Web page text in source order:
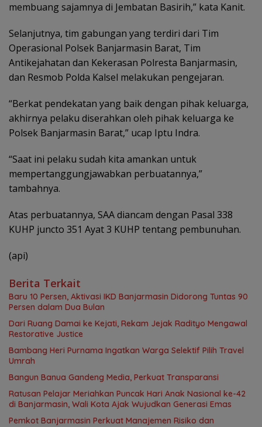
membuang sajamnya di Jembatan Basirih,” kata Kanit.
Selanjutnya, tim gabungan yang terdiri dari Tim
Operasional Polsek Banjarmasin Barat, Tim
Antikejahatan dan Kekerasan Polresta Banjarmasin,
dan Resmob Polda Kalsel melakukan pengejaran.
“Berkat pendekatan yang baik dengan pihak keluarga,
akhirnya pelaku diserahkan oleh pihak keluarga ke
Polsek Banjarmasin Barat,” ucap Iptu Indra.
“Saat ini pelaku sudah kita amankan untuk
mempertanggungjawabkan perbuatannya,”
tambahnya.
Atas perbuatannya, SAA diancam dengan Pasal 338
KUHP juncto 351 Ayat 3 KUHP tentang pembunuhan.
(api)
Berita Terkait
Baru 10 Persen, Aktivasi IKD Banjarmasin Didorong Tuntas 90
Persen dalam Dua Bulan
Dari Ruang Damai ke Kejati, Rekam Jejak Radityo Mengawal
Restorative Justice
Bambang Heri Purnama Ingatkan Warga Selektif Pilih Travel
Umrah
Bangun Banua Gandeng Media, Perkuat Transparansi
Ratusan Pelajar Meriahkan Puncak Hari Anak Nasional ke-42
di Banjarmasin, Wali Kota Ajak Wujudkan Generasi Emas
Pemkot Banjarmasin Perkuat Manajemen Risiko dan